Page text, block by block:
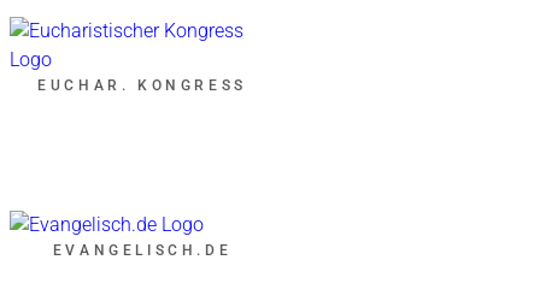
EUCHAR. KONGRESS
EVANGELISCH.DE